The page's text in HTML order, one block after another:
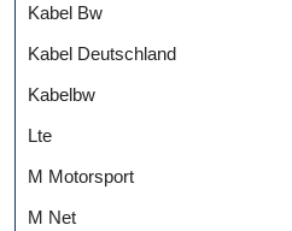
Kabel Bw
Kabel Deutschland
Kabelbw
Lte
M Motorsport
M Net